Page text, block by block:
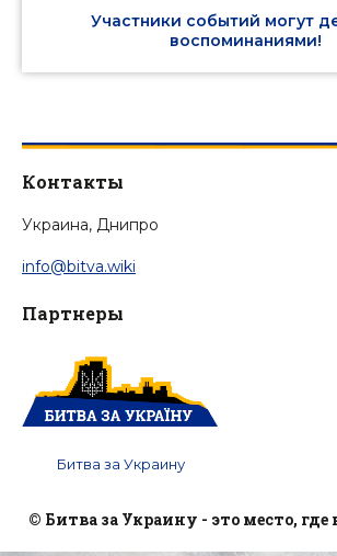
Участники событий могут
воспоминаниями!
Контакты
Украина, Днипро
info@bitva.wiki
Партнеры
Битва за Украину
© Битва за Украину - это место, где